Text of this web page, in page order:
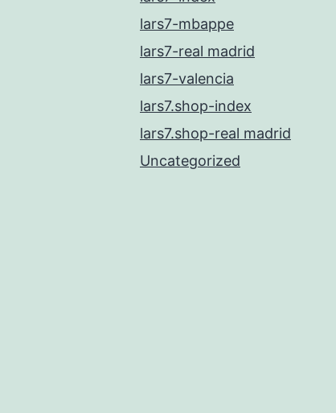
lars7-mbappe
lars7-real madrid
lars7-valencia
lars7.shop-index
lars7.shop-real madrid
Uncategorized